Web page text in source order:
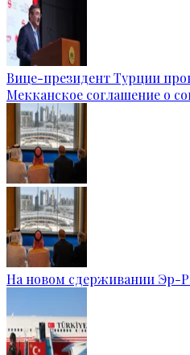
Вице-президент Турции
Мекканское соглашение о
На новом сдерживании Эр-